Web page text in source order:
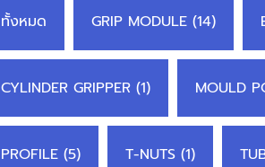
ทั้งหมด GRIP MODULE (14)
CYLINDER GRIPPER (1) MOULD
PROFILE (5) T-NUTS (1)